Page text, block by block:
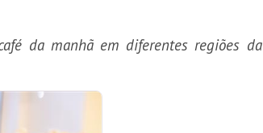
da manhã em diferentes regiões da